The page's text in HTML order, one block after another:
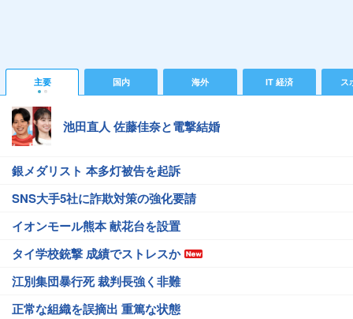
主要 国内 海外 IT 経済 ス
池田直人 佐藤佳奈と電撃結婚
銀メダリスト 本多灯被告を起訴
SNS大手5社に詐欺対策の強化要請
イオンモール熊本 献花台を設置
タイ学校銃撃 成績でストレスか
江別集団暴行死 裁判長強く非難
正常な組織を誤摘出 重篤な状態